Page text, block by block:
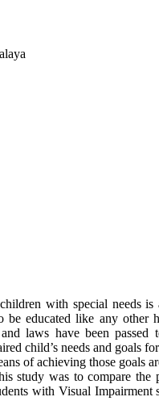
with special needs
be educated like any other
laws have been
child’s needs and goals
of achieving those goals
study was to compare the
with Visual Impairment